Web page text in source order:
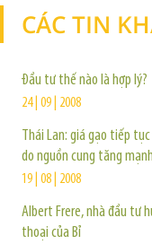
CÁC TIN
Đầu tư thế nào là hợp lý?
24 | 09 | 2008
Thái Lan: giá gạo tiếp
do nguồn cung tăng mạnh
19 | 08 | 2008
Albert Frere, nhà đầu tư
thoại của Bỉ